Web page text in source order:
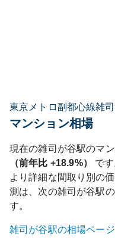
東京メトロ副都心線雑
マンション相場
現在の雑司が谷駅のマ
（前年比 +18.9%）
です
より詳細な間取り別の
測は、次の雑司が谷駅
す。
雑司が谷駅の相場ペー